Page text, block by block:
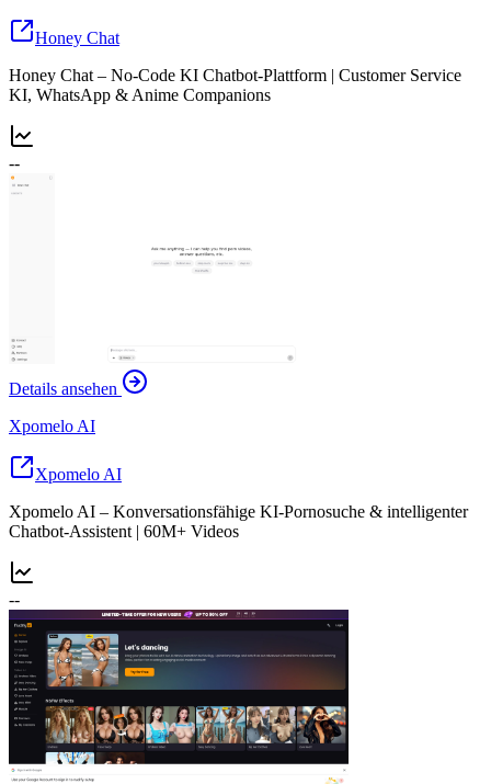
Honey Chat
Honey Chat – No-Code KI Chatbot-Plattform | Customer Service
KI, WhatsApp & Anime Companions
--
Details ansehen
Xpomelo AI
Xpomelo AI
Xpomelo AI – Konversationsfähige KI-Pornosuche & intelligenter
Chatbot-Assistent | 60M+ Videos
--